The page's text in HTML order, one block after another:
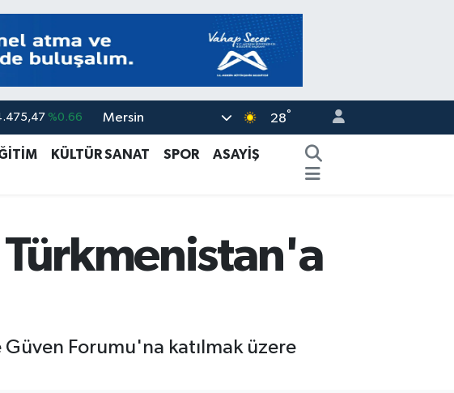
%0.66
47,5986 %0.06
13.703 %0
Mersin 28°
KÜLTÜR SANAT SPOR
ASAYİŞ
Güven Forumu'na katılmak üzere